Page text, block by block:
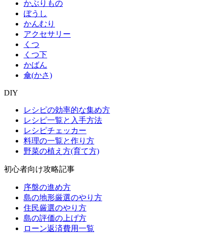
かぶりもの
ぼうし
かんむり
アクセサリー
くつ
くつ下
かばん
傘(かさ)
DIY
レシピの効率的な集め方
レシピ一覧と入手方法
レシピチェッカー
料理の一覧と作り方
野菜の植え方(育て方)
初心者向け攻略記事
序盤の進め方
島の地形厳選のやり方
住民厳選のやり方
島の評価の上げ方
ローン返済費用一覧